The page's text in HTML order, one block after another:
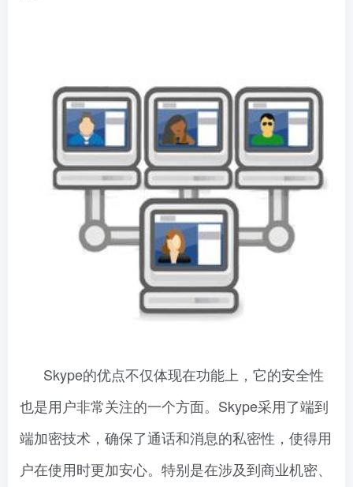
Skype的优点不仅体现在功能上，它的安全性
也是用户非常关注的一个方面。Skype采用了端到
端加密技术，确保了通话和消息的私密性，使得用
户在使用时更加安心。特别是在涉及到商业机密、